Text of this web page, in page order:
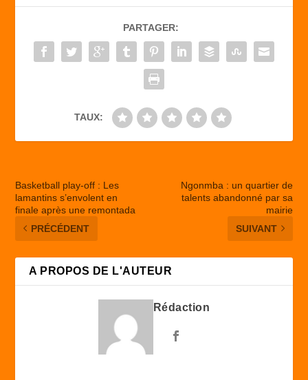
b
o
o
d
o
n
er
PARTAGER:
TAUX:
Basketball play-off : Les
lamantins s’envolent en
finale après une remontada
PRÉCÉDENT
Ngonmba : un quartier de
talents abandonné par sa
mairie
SUIVANT
A PROPOS DE L'AUTEUR
Rédaction